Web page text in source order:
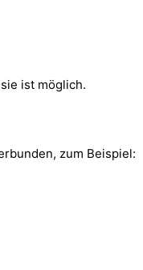
ist möglich.
zum Beispiel: